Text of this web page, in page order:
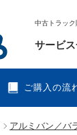
中古トラッ
ご購入の流
サービ
アルミバン／バ